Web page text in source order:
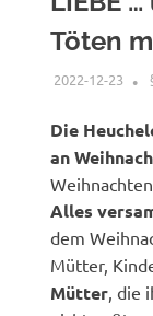
Töten
2022-12-23
Die
an
Alles
dem
Mütter,
Mütter, die